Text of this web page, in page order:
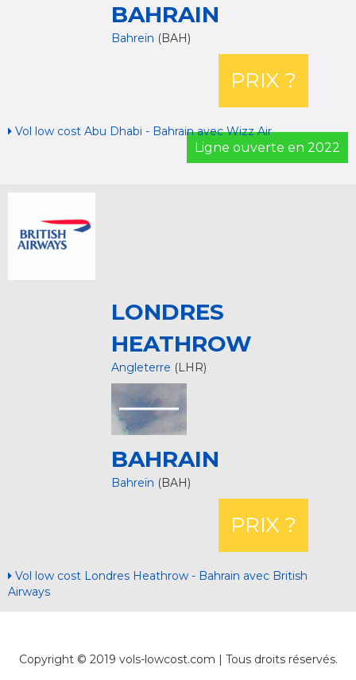
BAHRAIN
Bahreïn (BAH)
PRIX ?
Vol low cost Abu Dhabi - Bahrain avec Wizz Air
Ligne ouverte en 2022
LONDRES
HEATHROW
Angleterre (LHR)
BAHRAIN
Bahreïn (BAH)
PRIX ?
Vol low cost Londres Heathrow - Bahrain avec British
Airways
Copyright © 2019 vols-lowcost.com | Tous droits réservés.